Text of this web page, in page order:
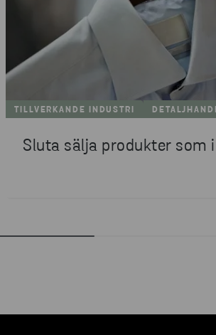
TILLVERKANDE INDUSTRI
Sluta sälja produkter som